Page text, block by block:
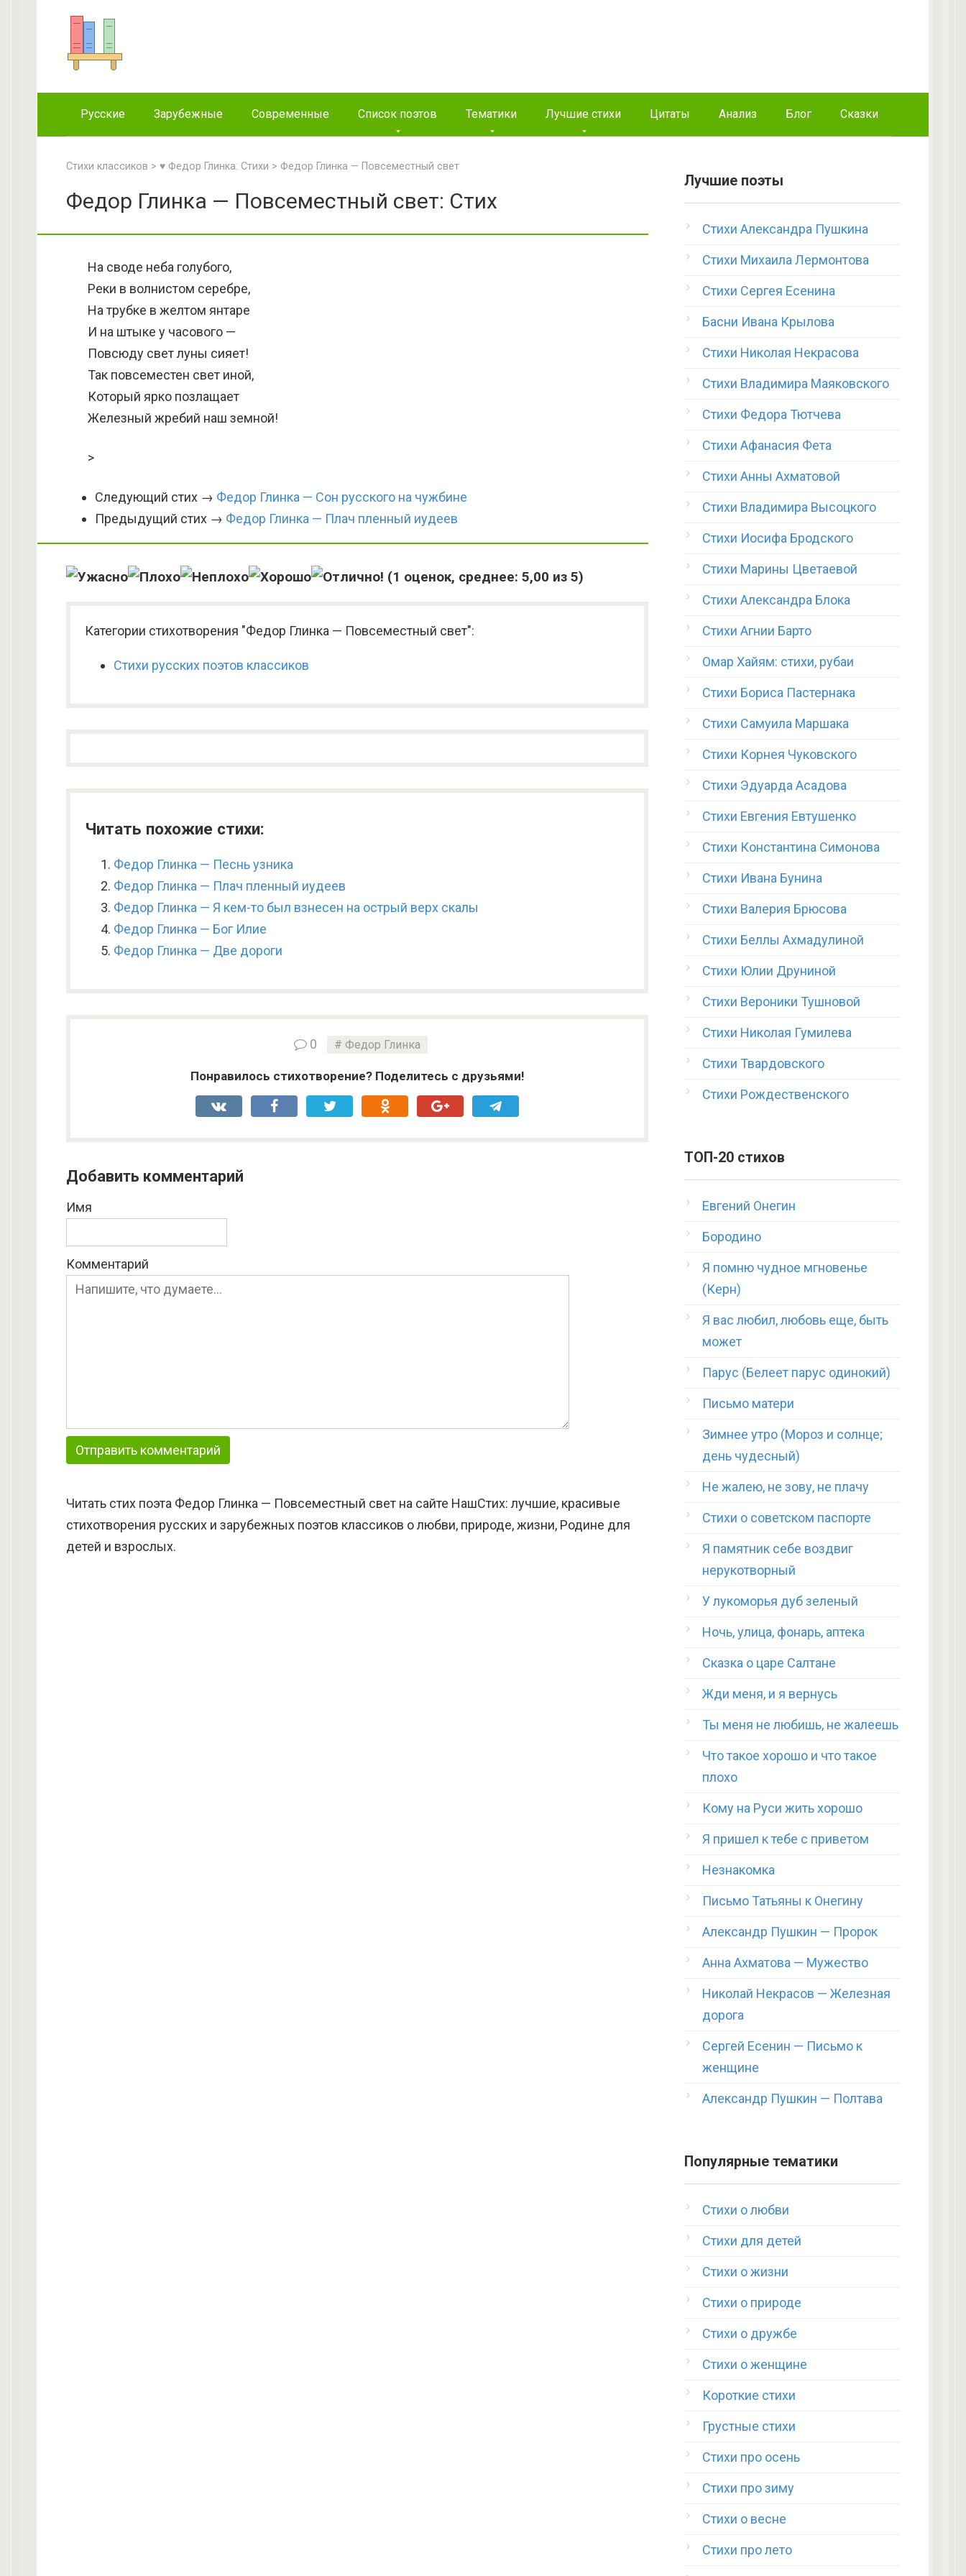
Русские Зарубежные Современные Список поэтов Тематики Лучшие стихи Цитаты Анализ Блог Сказки
Стихи классиков > ♥ Федор Глинка: Стихи > Федор Глинка — Повсеместный свет
Федор Глинка — Повсеместный свет: Стих
На своде неба голубого,
Реки в волнистом серебре,
На трубке в желтом янтаре
И на штыке у часового —
Повсюду свет луны сияет!
Так повсеместен свет иной,
Который ярко позлащает
Железный жребий наш земной!
>
Следующий стих → Федор Глинка — Сон русского на чужбине
Предыдущий стих → Федор Глинка — Плач пленный иудеев
(1 оценок, среднее: 5,00 из 5)
Категории стихотворения "Федор Глинка — Повсеместный свет":
Стихи русских поэтов классиков
Читать похожие стихи:
Федор Глинка — Песнь узника
Федор Глинка — Плач пленный иудеев
Федор Глинка — Я кем-то был взнесен на острый верх скалы
Федор Глинка — Бог Илие
Федор Глинка — Две дороги
0 Федор Глинка
Понравилось стихотворение? Поделитесь с друзьями!
Добавить комментарий
Имя
Комментарий
Читать стих поэта Федор Глинка — Повсеместный свет на сайте НашСтих: лучшие, красивые
стихотворения русских и зарубежных поэтов классиков о любви, природе, жизни, Родине для
детей и взрослых.
Лучшие поэты
Стихи Александра Пушкина
Стихи Михаила Лермонтова
Стихи Сергея Есенина
Басни Ивана Крылова
Стихи Николая Некрасова
Стихи Владимира Маяковского
Стихи Федора Тютчева
Стихи Афанасия Фета
Стихи Анны Ахматовой
Стихи Владимира Высоцкого
Стихи Иосифа Бродского
Стихи Марины Цветаевой
Стихи Александра Блока
Стихи Агнии Барто
Омар Хайям: стихи, рубаи
Стихи Бориса Пастернака
Стихи Самуила Маршака
Стихи Корнея Чуковского
Стихи Эдуарда Асадова
Стихи Евгения Евтушенко
Стихи Константина Симонова
Стихи Ивана Бунина
Стихи Валерия Брюсова
Стихи Беллы Ахмадулиной
Стихи Юлии Друниной
Стихи Вероники Тушновой
Стихи Николая Гумилева
Стихи Твардовского
Стихи Рождественского
ТОП-20 стихов
Евгений Онегин
Бородино
Я помню чудное мгновенье
(Керн)
Я вас любил, любовь еще, быть
может
Парус (Белеет парус одинокий)
Письмо матери
Зимнее утро (Мороз и солнце;
день чудесный)
Не жалею, не зову, не плачу
Стихи о советском паспорте
Я памятник себе воздвиг
нерукотворный
У лукоморья дуб зеленый
Ночь, улица, фонарь, аптека
Сказка о царе Салтане
Жди меня, и я вернусь
Ты меня не любишь, не жалеешь
Что такое хорошо и что такое
плохо
Кому на Руси жить хорошо
Я пришел к тебе с приветом
Незнакомка
Письмо Татьяны к Онегину
Александр Пушкин — Пророк
Анна Ахматова — Мужество
Николай Некрасов — Железная
дорога
Сергей Есенин — Письмо к
женщине
Александр Пушкин — Полтава
Популярные тематики
Стихи о любви
Стихи для детей
Стихи о жизни
Стихи о природе
Стихи о дружбе
Стихи о женщине
Короткие стихи
Грустные стихи
Стихи про осень
Стихи про зиму
Стихи о весне
Стихи про лето